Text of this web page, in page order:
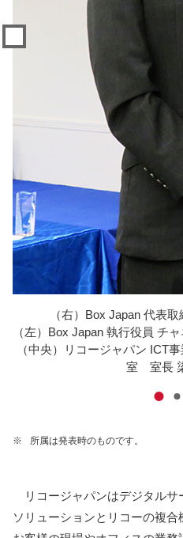
（右）Box Japan 代表
（左）Box Japan 執行役員 チ
（中央）リコージャパン ICT
室 室長
※ 所属は発表時のものです。
リコージャパンはデジタル
ソリューションとリコーの複合